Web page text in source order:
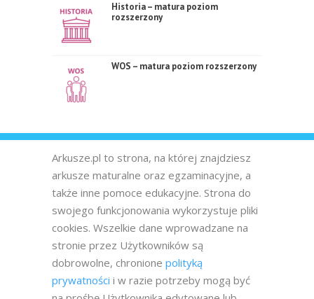
Historia – matura poziom
rozszerzony
WOS – matura poziom rozszerzony
Arkusze.pl to strona, na której znajdziesz
arkusze maturalne oraz egzaminacyjne, a
także inne pomoce edukacyjne. Strona do
swojego funkcjonowania wykorzystuje pliki
cookies. Wszelkie dane wprowadzane na
stronie przez Użytkowników są
dobrowolne, chronione polityką
prywatności i w razie potrzeby mogą być